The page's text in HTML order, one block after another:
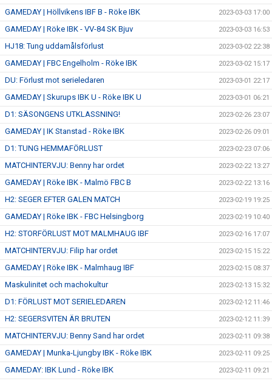
GAMEDAY | Höllvikens IBF B - Röke IBK 2023-03-03 17:00
GAMEDAY | Röke IBK - VV-84 SK Bjuv 2023-03-03 16:53
HJ18: Tung uddamålsförlust 2023-03-02 22:38
GAMEDAY | FBC Engelholm - Röke IBK 2023-03-02 15:17
DU: Förlust mot serieledaren 2023-03-01 22:17
GAMEDAY | Skurups IBK U - Röke IBK U 2023-03-01 06:21
D1: SÄSONGENS UTKLASSNING! 2023-02-26 23:07
GAMEDAY | IK Stanstad - Röke IBK 2023-02-26 09:01
D1: TUNG HEMMAFÖRLUST 2023-02-23 07:06
MATCHINTERVJU: Benny har ordet 2023-02-22 13:27
GAMEDAY | Röke IBK - Malmö FBC B 2023-02-22 13:16
H2: SEGER EFTER GALEN MATCH 2023-02-19 19:25
GAMEDAY | Röke IBK - FBC Helsingborg 2023-02-19 10:40
H2: STORFÖRLUST MOT MALMHAUG IBF 2023-02-16 17:07
MATCHINTERVJU: Filip har ordet 2023-02-15 15:22
GAMEDAY | Röke IBK - Malmhaug IBF 2023-02-15 08:37
Maskulinitet och machokultur 2023-02-13 15:32
D1: FÖRLUST MOT SERIELEDAREN 2023-02-12 11:46
H2: SEGERSVITEN ÄR BRUTEN 2023-02-12 11:39
MATCHINTERVJU: Benny Sand har ordet 2023-02-11 09:38
GAMEDAY | Munka-Ljungby IBK - Röke IBK 2023-02-11 09:25
GAMEDAY: IBK Lund - Röke IBK 2023-02-11 09:21